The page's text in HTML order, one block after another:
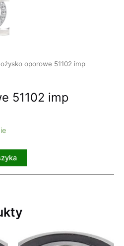
oporowe 51102 imp
51102 imp